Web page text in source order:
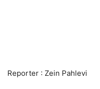
Reporter : Zein Pahlevi